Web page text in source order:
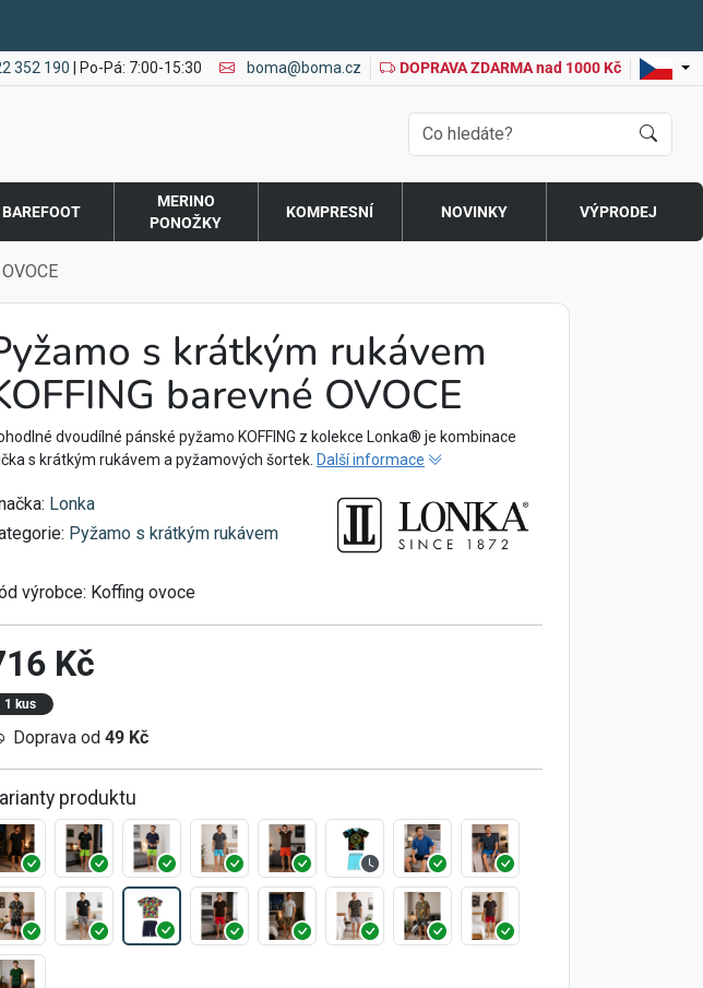
352 190 | Po-Pá: 7:00-15:30 boma@boma.cz DOPRAVA ZDARMA nad 1000 Kč
BAREFOOT
MERINO
PONOŽKY
KOMPRESNÍ NOVINKY VÝPRODEJ
s krátkým rukávem
barevné OVOCE
dvoudílné pánské pyžamo KOFFING z kolekce Lonka® je kombinace
s krátkým rukávem a pyžamových šortek. Další informace
Lonka
Pyžamo s krátkým rukávem
výrobce: Koffing ovoce
Kč
1 kus
Doprava od 49 Kč
produktu